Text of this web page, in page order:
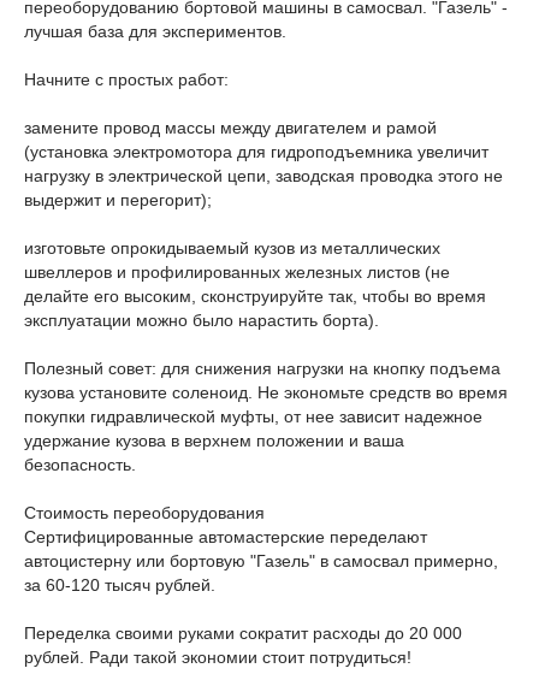
переоборудованию бортовой машины в самосвал. "Газель" -
лучшая база для экспериментов.
Начните с простых работ:
замените провод массы между двигателем и рамой
(установка электромотора для гидроподъемника увеличит
нагрузку в электрической цепи, заводская проводка этого не
выдержит и перегорит);
изготовьте опрокидываемый кузов из металлических
швеллеров и профилированных железных листов (не
делайте его высоким, сконструируйте так, чтобы во время
эксплуатации можно было нарастить борта).
Полезный совет: для снижения нагрузки на кнопку подъема
кузова установите соленоид. Не экономьте средств во время
покупки гидравлической муфты, от нее зависит надежное
удержание кузова в верхнем положении и ваша
безопасность.
Стоимость переоборудования
Сертифицированные автомастерские переделают
автоцистерну или бортовую "Газель" в самосвал примерно,
за 60-120 тысяч рублей.
Переделка своими руками сократит расходы до 20 000
рублей. Ради такой экономии стоит потрудиться!